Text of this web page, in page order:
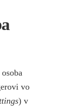
vo
) v